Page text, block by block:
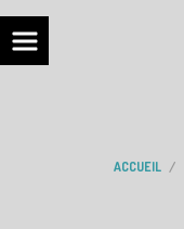
ACCUEIL